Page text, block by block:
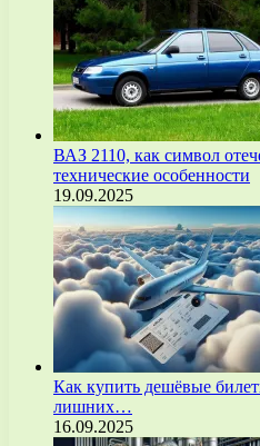
ВАЗ 2110, как символ
технические особенности
19.09.2025
Как купить дешёвые
лишних…
16.09.2025